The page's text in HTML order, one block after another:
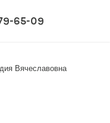
65-09
Вячеславовна